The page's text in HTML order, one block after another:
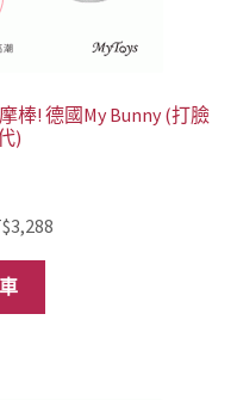
棒! 德國My Bunny (打臉
)
3,288